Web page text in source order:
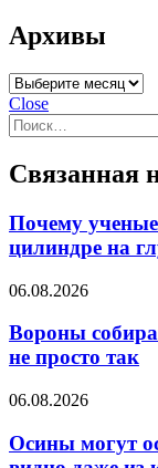
Архивы
Архивы
Close
Найти:
Связанная
Почему
цилиндре на
06.08.2026
Вороны
не просто так
06.08.2026
Осины могут